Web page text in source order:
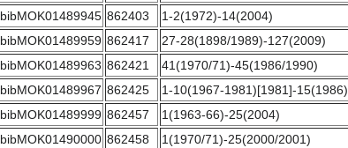
bibMOK01489945 862403
1-2(1972)-14(2004)
bibMOK01489959 862417
27-28(1898/1989)-127(2009)
bibMOK01489963 862421
41(1970/71)-45(1986/1990)
bibMOK01489967 862425
1-10(1967-1981)[1981]-15(1986)
bibMOK01489999 862457
1(1963-66)-25(2004)
bibMOK01490000 862458
1(1970/71)-25(2000/2001)